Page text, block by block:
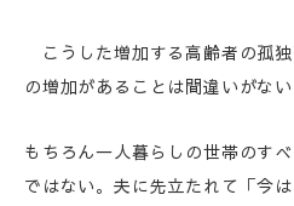
こうした増加する高齢者の孤
の増加があることは間違いがない
もちろん一人暮らしの世帯のす
ではない。夫に先立たれて「今